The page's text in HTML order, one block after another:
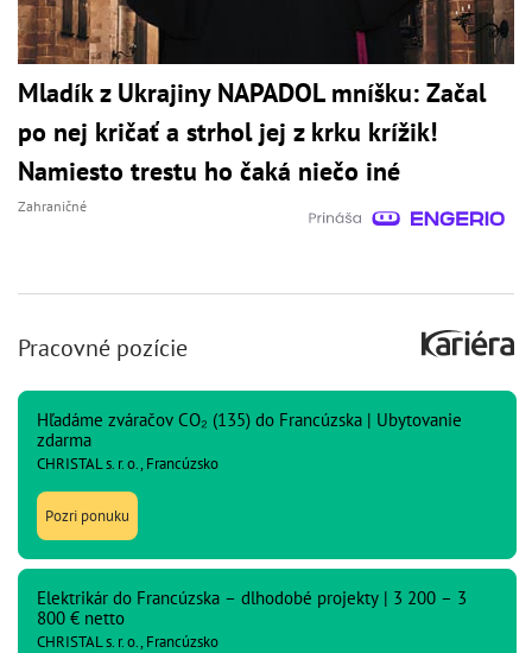
Mladík z Ukrajiny NAPADOL mníšku: Začal
po nej kričať a strhol jej z krku krížik!
Namiesto trestu ho čaká niečo iné
Zahraničné
Pracovné pozície
Hľadáme zváračov CO₂ (135) do Francúzska | Ubytovanie
zdarma
CHRISTAL s. r. o., Francúzsko
Pozri ponuku
Elektrikár do Francúzska – dlhodobé projekty | 3 200 – 3
800 € netto
CHRISTAL s. r. o., Francúzsko